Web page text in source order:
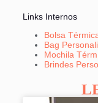
Links Internos
Bolsa
Bag
Mochila
Brindes